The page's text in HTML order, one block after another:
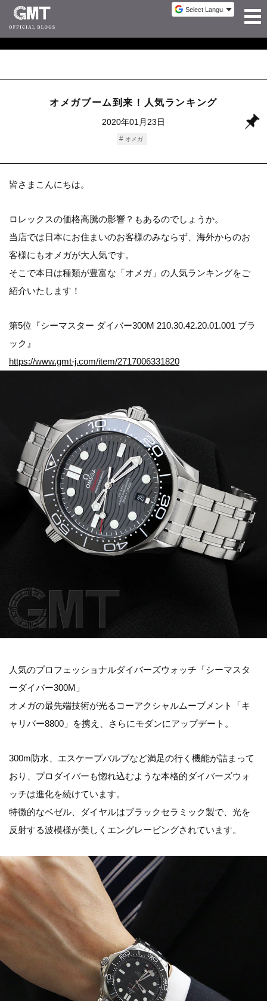
オメガブーム到来！人気ランキング
2020年01月23日
オメガ
皆さまこんにちは。
ロレックスの価格高騰の影響？もあるのでしょうか。
当店では日本にお住まいのお客様のみならず、海外からのお
客様にもオメガが大人気です。
そこで本日は種類が豊富な「オメガ」の人気ランキングをご
紹介いたします！
第5位『シーマスター ダイバー300M 210.30.42.20.01.001 ブラ
ック』
https://www.gmt-j.com/item/2717006331820
人気のプロフェッショナルダイバーズウォッチ「シーマスタ
ーダイバー300M」
オメガの最先端技術が光るコーアクシャルムーブメント「キ
ャリバー8800」を携え、さらにモダンにアップデート。
300m防水、エスケープバルブなど満足の行く機能が詰まって
おり、プロダイバーも惚れ込むような本格的ダイバーズウォ
ッチは進化を続けています。
特徴的なベゼル、ダイヤルはブラックセラミック製で、光を
反射する波模様が美しくエングレービングされています。